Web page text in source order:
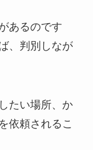
あるのです
、判別しなが
たい場所、か
依頼されるこ